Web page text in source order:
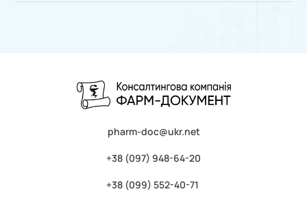
pharm-doc@ukr.net
+38 (097) 948-64-20
+38 (099) 552-40-71